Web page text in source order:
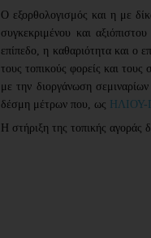
Ο εξορθολογισμός και η με
συγκεκριμένου και
επίπεδο, η καθαριότητα και
τους τοπικούς φορείς και
με την διοργάνωση
δέσμη μέτρων που, ως ΗΛΙΟΥ-
Η στήριξη της τοπικής αγοράς